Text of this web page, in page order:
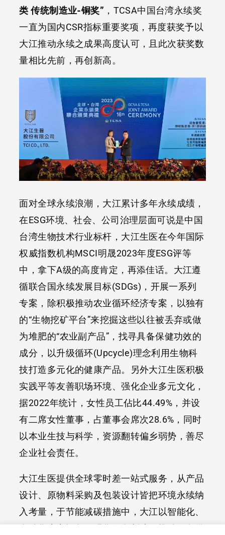
类 传统制造业-铜奖” ，TCSA中国台湾永续奖
一直为国内CSR指标重要奖项，再度获奖予以
大江推动永续之成果高度认可，且此次获奖数
量相比先前，再创新高。
面对全球永续浪潮，大江累计多年永续成绩，
在ESG环境、社会、公司治理层面可说是中国
台湾生物技术行业标杆，大江生医在今年国际
权威指数机构MSCI明晟2023年度ESG评等
中，拿下A级的高度肯定，再添佳话。大江遵
循联合国永续发展目标(SDGs)，开展一系列
专案，除积极推动农业循环经济专案，以独有
的“生物挖矿平台”来挖掘这些以往被丢弃或做
为堆肥的“农业副产品”，找寻具备保健功效的
成分，以升级循环(Upcycle)理念利用生物科
技打造多元化的健康产品。另外大江生医积极
实践平等友善职场环境、强化企业多元文化，
据2022年统计，女性员工佔比44.49%，并设
有二席女性董事，占董事会席次28.6%，同时
以本业生技与科学，资源翻转偏乡弱势，善尽
企业社会责任。
大江生医提供全球零时差一站式服务，从产品
设计、原物料采购及包装设计皆把环境永续纳
入考量，于节能减碳措施中，大江以智能化、
自动化生产设备，强化绿色制造，推动绿色供